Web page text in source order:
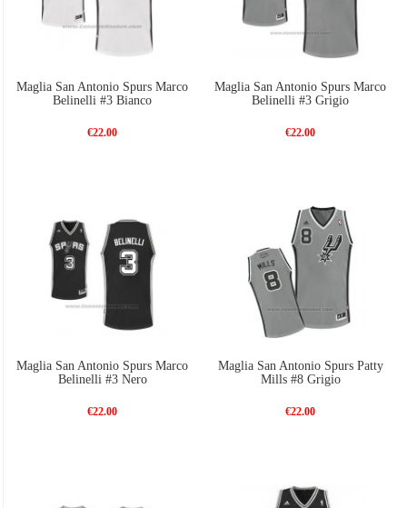
Maglia San Antonio Spurs Marco
Belinelli #3 Bianco
€22.00
Maglia San Antonio Spurs Marco
Belinelli #3 Grigio
€22.00
Maglia San Antonio Spurs Marco
Belinelli #3 Nero
€22.00
Maglia San Antonio Spurs Patty
Mills #8 Grigio
€22.00